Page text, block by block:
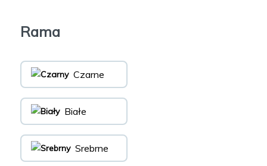
Rama
Czarne
Białe
Srebrne